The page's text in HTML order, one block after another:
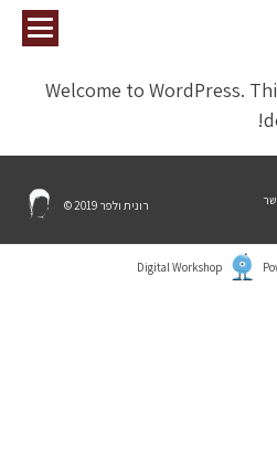
Welcome to WordPress.
רונית ולפר 2019 ©
Digital Workshop